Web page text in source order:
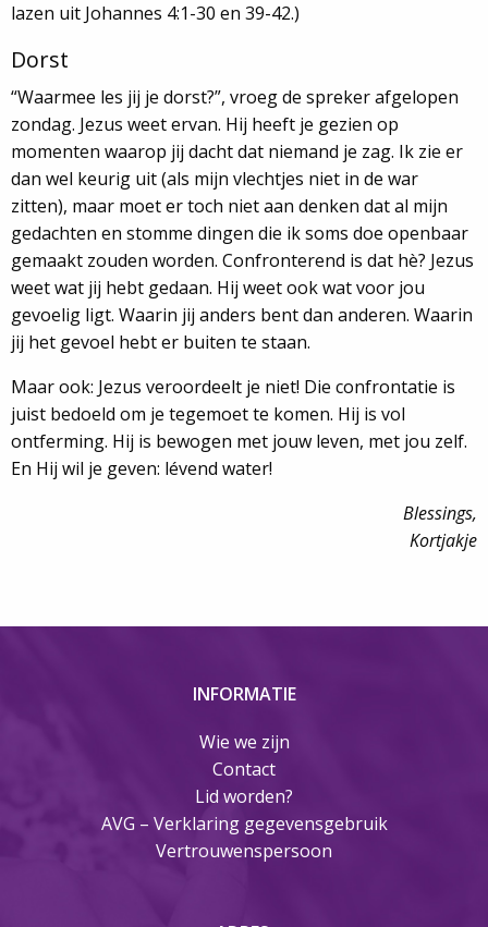
lazen uit Johannes 4:1-30 en 39-42.)
Dorst
“Waarmee les jij je dorst?”, vroeg de spreker afgelopen
zondag. Jezus weet ervan. Hij heeft je gezien op
momenten waarop jij dacht dat niemand je zag. Ik zie er
dan wel keurig uit (als mijn vlechtjes niet in de war
zitten), maar moet er toch niet aan denken dat al mijn
gedachten en stomme dingen die ik soms doe openbaar
gemaakt zouden worden. Confronterend is dat hè? Jezus
weet wat jij hebt gedaan. Hij weet ook wat voor jou
gevoelig ligt. Waarin jij anders bent dan anderen. Waarin
jij het gevoel hebt er buiten te staan.
Maar ook: Jezus veroordeelt je niet! Die confrontatie is
juist bedoeld om je tegemoet te komen. Hij is vol
ontferming. Hij is bewogen met jouw leven, met jou zelf.
En Hij wil je geven: lévend water!
Blessings,
Kortjakje
INFORMATIE
Wie we zijn
Contact
Lid worden?
AVG – Verklaring gegevensgebruik
Vertrouwenspersoon